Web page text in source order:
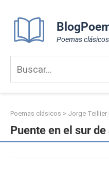
content
Poemas clásicos
Poemas clásicos > Jorge Teillier
Puente en el sur